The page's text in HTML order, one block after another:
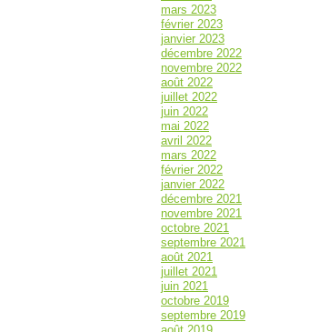
mars 2023
février 2023
janvier 2023
décembre 2022
novembre 2022
août 2022
juillet 2022
juin 2022
mai 2022
avril 2022
mars 2022
février 2022
janvier 2022
décembre 2021
novembre 2021
octobre 2021
septembre 2021
août 2021
juillet 2021
juin 2021
octobre 2019
septembre 2019